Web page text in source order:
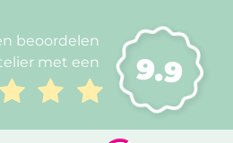
beoordelen
met een
9.9